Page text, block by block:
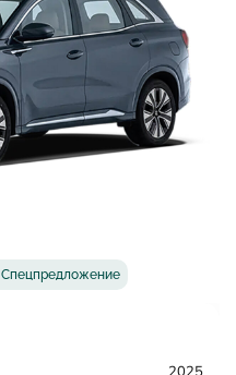
Спецпредложение